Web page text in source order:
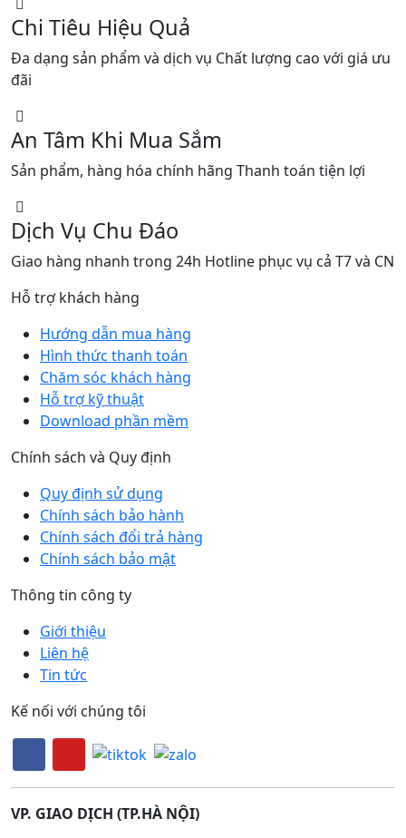
Chi Tiêu Hiệu Quả
Đa dạng sản phẩm và dịch vụ Chất lượng cao với giá ưu
đãi
An Tâm Khi Mua Sắm
Sản phẩm, hàng hóa chính hãng Thanh toán tiện lợi
Dịch Vụ Chu Đáo
Giao hàng nhanh trong 24h Hotline phục vụ cả T7 và CN
Hỗ trợ khách hàng
Hướng dẫn mua hàng
Hình thức thanh toán
Chăm sóc khách hàng
Hỗ trợ kỹ thuật
Download phần mềm
Chính sách và Quy định
Quy định sử dụng
Chính sách bảo hành
Chính sách đổi trả hàng
Chính sách bảo mật
Thông tin công ty
Giới thiệu
Liên hệ
Tin tức
Kế nối với chúng tôi
VP. GIAO DỊCH (TP.HÀ NỘI)